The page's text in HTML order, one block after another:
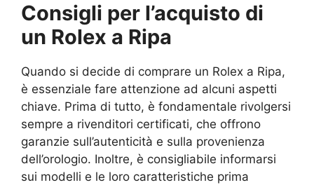
Consigli per l’acquisto di
un Rolex a Ripa
Quando si decide di comprare un Rolex a Ripa,
è essenziale fare attenzione ad alcuni aspetti
chiave. Prima di tutto, è fondamentale rivolgersi
sempre a rivenditori certificati, che offrono
garanzie sull’autenticità e sulla provenienza
dell’orologio. Inoltre, è consigliabile informarsi
sui modelli e le loro caratteristiche prima